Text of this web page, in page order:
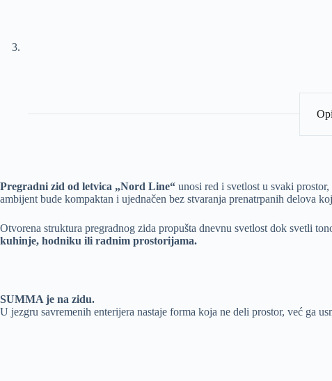
Pregradni zid od letvica „Nord Line“ unosi red i svetlost u svaki
ambijent bude kompaktan i ujednačen bez stvaranja prenatrpanih delova
Otvorena struktura pregradnog zida propušta dnevnu svetlost dok svetli
kuhinje, hodniku ili radnim prostorijama.
SUMMA je na zidu.
U jezgru savremenih enterijera nastaje forma koja ne deli prostor, već ga